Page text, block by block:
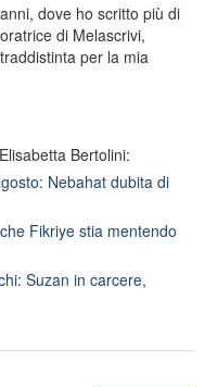
dove ho scritto più di
di Melascrivi,
per la mia
Bertolini:
Nebahat dubita di
Fikriye stia mentendo
Suzan in carcere,